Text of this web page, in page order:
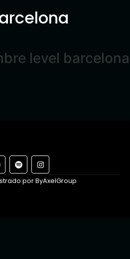
level barcelona
por ByAxelGroup